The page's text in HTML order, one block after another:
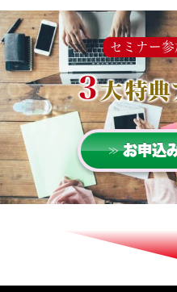
セミナー参
3大特典
お申込